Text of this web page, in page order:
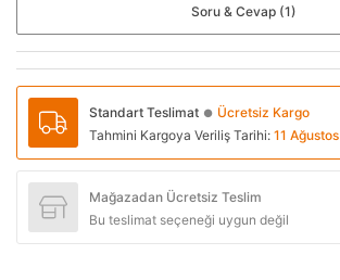
Soru & Cevap (1)
Standart Teslimat ● Ücretsiz Kargo
Tahmini Kargoya Veriliş Tarihi: 11 Ağustos
Mağazadan Ücretsiz Teslim
Bu teslimat seçeneği uygun değil